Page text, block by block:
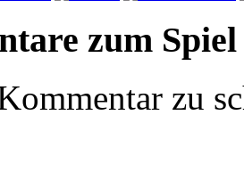
zum Spiel
zu